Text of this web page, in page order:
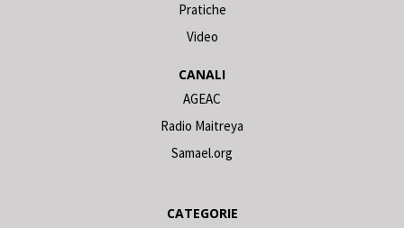
Pratiche
Video
CANALI
AGEAC
Radio Maitreya
Samael.org
CATEGORIE